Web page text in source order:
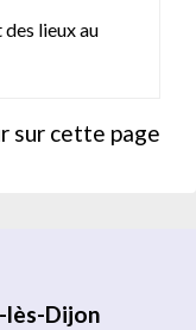
lieux au
sur cette page
lès-Dijon